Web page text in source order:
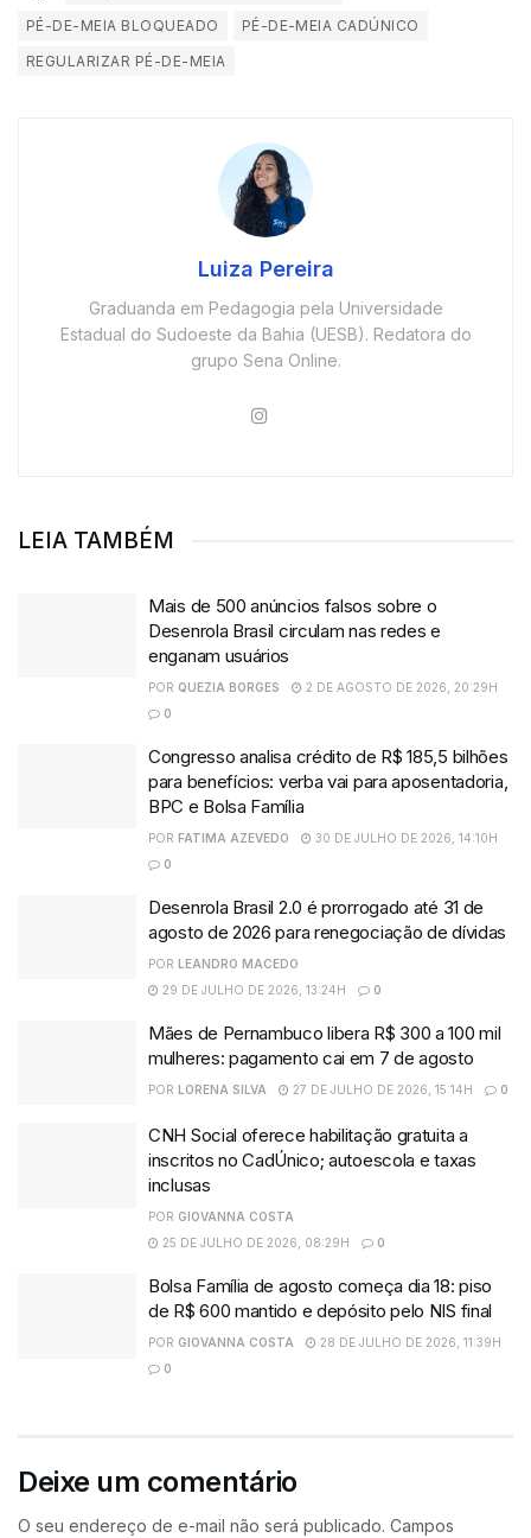
PÉ-DE-MEIA BLOQUEADO
PÉ-DE-MEIA CADÚNICO
REGULARIZAR PÉ-DE-MEIA
Luiza Pereira
Graduanda em Pedagogia pela Universidade
Estadual do Sudoeste da Bahia (UESB). Redatora do
grupo Sena Online.
LEIA TAMBÉM
Mais de 500 anúncios falsos sobre o
Desenrola Brasil circulam nas redes e
enganam usuários
POR QUEZIA BORGES
2 DE AGOSTO DE 2026, 20:29H
0
Congresso analisa crédito de R$ 185,5 bilhões
para benefícios: verba vai para aposentadoria,
BPC e Bolsa Família
POR FATIMA AZEVEDO
30 DE JULHO DE 2026, 14:10H
0
Desenrola Brasil 2.0 é prorrogado até 31 de
agosto de 2026 para renegociação de dívidas
POR LEANDRO MACEDO
29 DE JULHO DE 2026, 13:24H
0
Mães de Pernambuco libera R$ 300 a 100 mil
mulheres: pagamento cai em 7 de agosto
POR LORENA SILVA 27 DE JULHO DE 2026, 15:14H 0
CNH Social oferece habilitação gratuita a
inscritos no CadÚnico; autoescola e taxas
inclusas
POR GIOVANNA COSTA
25 DE JULHO DE 2026, 08:29H
0
Bolsa Família de agosto começa dia 18: piso
de R$ 600 mantido e depósito pelo NIS final
POR GIOVANNA COSTA
28 DE JULHO DE 2026, 11:39H
0
Deixe um comentário
O seu endereço de e-mail não será publicado. Campos